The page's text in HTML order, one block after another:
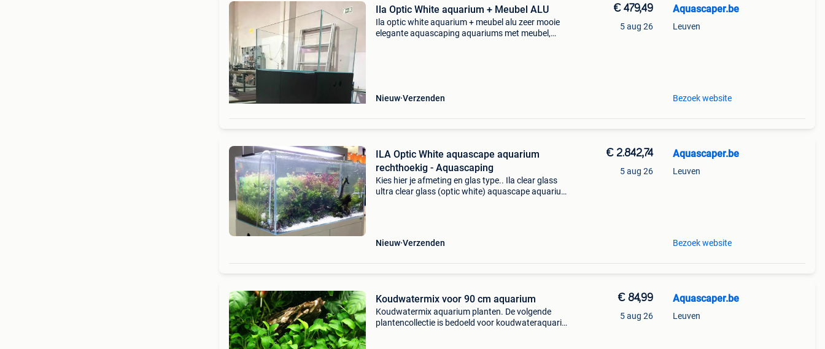
Ila Optic White aquarium + Meubel ALU
Ila optic white aquarium + meubel alu zeer mooie
elegante aquascaping aquariums met meubel,
Nieuw Verzenden
€ 479,49
5 aug 26
Aquascaper.be
Leuven
Bezoek website
ILA Optic White aquascape aquarium
rechthoekig - Aquascaping
Kies hier je afmeting en glas type.. Ila clear glass
ultra clear glass (optic white) aquascape aquarium
Nieuw Verzenden
€ 2.842,74
5 aug 26
Aquascaper.be
Leuven
Bezoek website
Koudwatermix voor 90 cm aquarium
Koudwatermix aquarium planten. De volgende
plantencollectie is bedoeld voor koudwateraquaria.
€ 84,99
5 aug 26
Aquascaper.be
Leuven